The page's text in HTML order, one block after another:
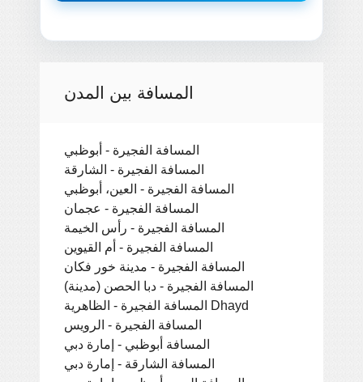
المسافة بين المدن
المسافة الفجيرة - أبوظبي
المسافة الفجيرة - الشارقة
المسافة الفجيرة - العين، أبوظبي
المسافة الفجيرة - عجمان
المسافة الفجيرة - رأس الخيمة
المسافة الفجيرة - أم القيوين
المسافة الفجيرة - مدينة خور فكان
المسافة الفجيرة - دبا الحصن (مدينة)
المسافة الفجيرة - الظاهرية Dhayd
المسافة الفجيرة - الرويس
المسافة أبوظبي - إمارة دبي
المسافة الشارقة - إمارة دبي